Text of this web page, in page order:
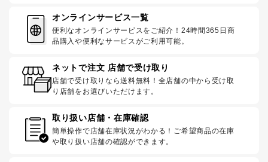
オンラインサービス一覧
便利なオンラインサービスをご紹介！24時間365日商
品購入や便利なサービスがご利用可能。
ネットで注文 店舗で受け取り
店舗で受け取りなら送料無料！全店舗の中から受け取
り店舗をお選びいただけます。
取り扱い店舗・在庫確認
簡単操作で店舗在庫状況がわかる！ご希望商品の在庫
や取り扱い店舗の確認ができます。